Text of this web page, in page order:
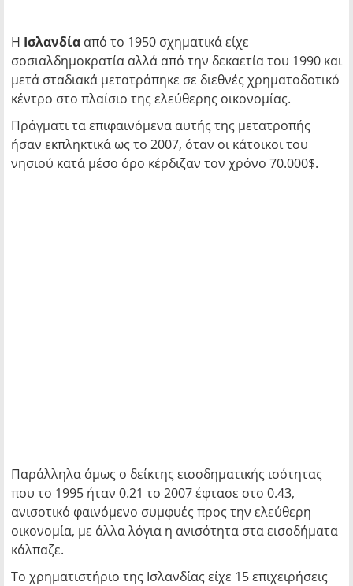
Η Ισλανδία από το 1950 σχηματικά είχε
σοσιαλδημοκρατία αλλά από την δεκαετία του 1990 και
μετά σταδιακά μετατράπηκε σε διεθνές χρηματοδοτικό
κέντρο στο πλαίσιο της ελεύθερης οικονομίας.
Πράγματι τα επιφαινόμενα αυτής της μετατροπής
ήσαν εκπληκτικά ως το 2007, όταν οι κάτοικοι του
νησιού κατά μέσο όρο κέρδιζαν τον χρόνο 70.000$.
Παράλληλα όμως ο δείκτης εισοδηματικής ισότητας
που το 1995 ήταν 0.21 το 2007 έφτασε στο 0.43,
ανισοτικό φαινόμενο συμφυές προς την ελεύθερη
οικονομία, με άλλα λόγια η ανισότητα στα εισοδήματα
κάλπαζε.
Το χρηματιστήριο της Ισλανδίας είχε 15 επιχειρήσεις